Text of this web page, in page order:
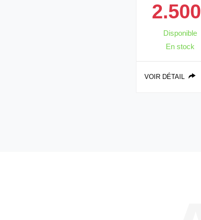
2.500
Disponible
En stock
VOIR DÉTAIL